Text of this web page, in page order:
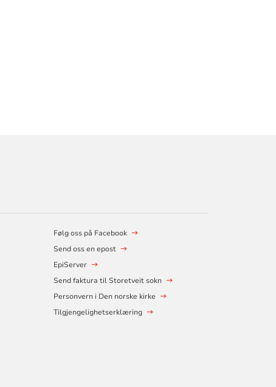
Følg oss på Facebook
Send oss en epost
EpiServer
Send faktura til Storetveit sokn
Personvern i Den norske kirke
Tilgjengelighetserklæring